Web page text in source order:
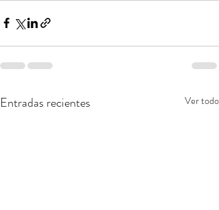
Entradas recientes Ver todo